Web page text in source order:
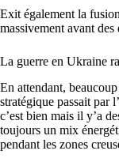
Exit également la
massivement avant des
La guerre en Ukraine
En attendant,
stratégique passait par
c’est bien mais il y’a
toujours un mix
pendant les zones